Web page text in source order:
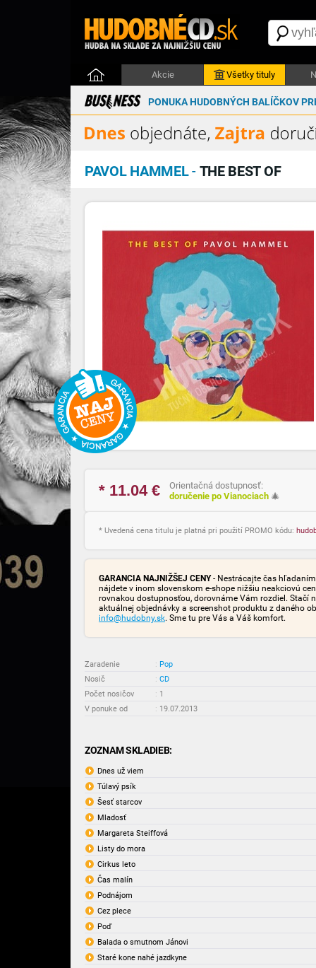
Akcie Všetky tituly
PONUKA HUDOBNÝCH BALÍČKOV
PAVOL HAMMEL- THE BEST OF
* 11.04€
Orientačná dostupnosť:
doručenie po Vianociach 🎄
* Uvedená cena titulu je platná pri použití PROMO kódu:
GARANCIA NAJNIŽŠEJ CENY- Nestrácajte čas
nájdete v inom slovenskom e-shope nižšiu neakciovú
rovnakou dostupnosťou, dorovnáme Vám rozdiel. Stačí
aktuálnej objednávky a screenshot produktu z daného
info@hudobny.sk. Sme tu pre Vás a Váš komfort.
Zaradenie : Pop
Nosič
: CD
Počet nosičov
: 1
V ponuke od
: 19.07.2013
ZOZNAM SKLADIEB:
Dnes už viem
Túlavý psík
Šesť starcov
Mladosť
Margareta Steiffová
Listy do mora
Cirkus leto
Čas malín
Podnájom
Cez plece
Poď
Balada o smutnom Jánovi
Staré kone nahé jazdkyne